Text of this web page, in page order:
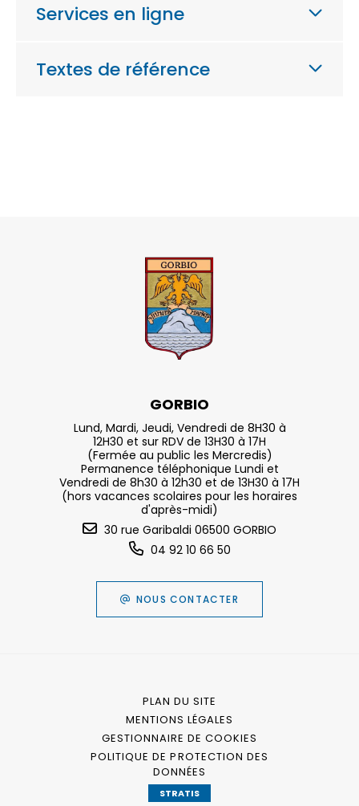
Services en ligne
Textes de référence
GORBIO
Lund, Mardi, Jeudi, Vendredi de 8H30 à
12H30 et sur RDV de 13H30 à 17H
(Fermée au public les Mercredis)
Permanence téléphonique Lundi et
Vendredi de 8h30 à 12h30 et de 13H30 à 17H
(hors vacances scolaires pour les horaires
d'après-midi)
30 rue Garibaldi 06500 GORBIO
04 92 10 66 50
NOUS CONTACTER
PLAN DU SITE
MENTIONS LÉGALES
GESTIONNAIRE DE COOKIES
POLITIQUE DE PROTECTION DES
DONNÉES
STRATIS